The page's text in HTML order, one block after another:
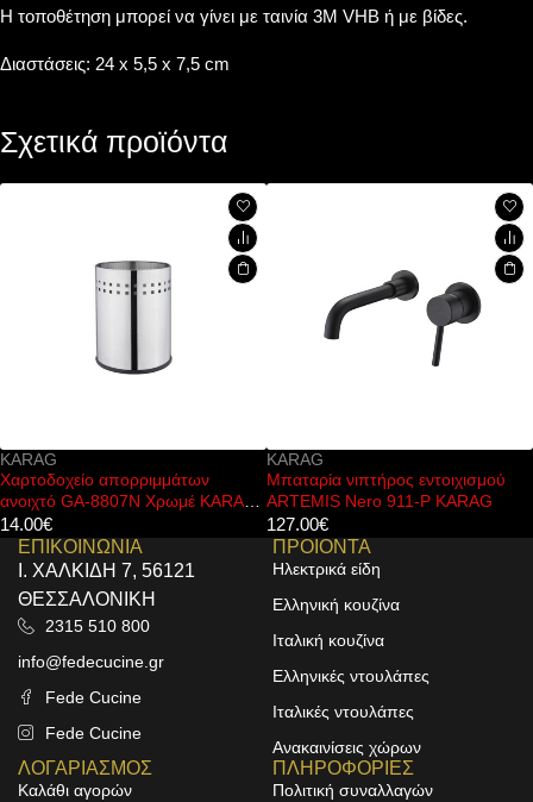
Η τοποθέτηση μπορεί να γίνει με ταινία 3Μ VHB ή με βίδες.
Διαστάσεις: 24 x 5,5 x 7,5 cm
Σχετικά προϊόντα
απορριμμάτων
GA-8807N Χρωμέ KARAG
Μπαταρία νιπτήρος εντοιχισμού
ARTEMIS Nero 911-P KARAG
€
Close
ΕΠΙΚΟΙΝΩΝΙΑ
Ι. ΧΑΛΚΙΔΗ 7, 56121
ΘΕΣΣΑΛΟΝΙΚΗ
2315 510 800
info@fedecucine.gr
Fede Cucine
Fede Cucine
ΠΡΟΙΟΝΤΑ
Ηλεκτρικά είδη
Ελληνική κουζίνα
Ιταλική κουζίνα
Ελληνικές ντουλάπες
Ιταλικές ντουλάπες
Ανακαινίσεις χώρων
ΛΟΓΑΡΙΑΣΜΟΣ
Καλάθι αγορών
ΠΛΗΡΟΦΟΡΙΕΣ
Πολιτική συναλλαγών